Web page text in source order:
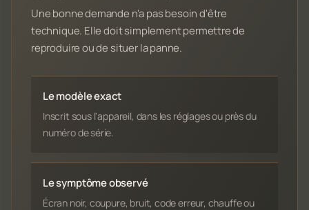
Une bonne demande n'a pas besoin d'être
technique. Elle doit simplement permettre de
reproduire ou de situer la panne.
Le modèle exact
Inscrit sous l'appareil, dans les réglages ou près du
numéro de série.
Le symptôme observé
Écran noir, coupure, bruit, code erreur, chauffe ou